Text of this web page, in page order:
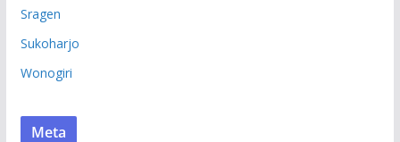
Sragen
Sukoharjo
Wonogiri
Meta